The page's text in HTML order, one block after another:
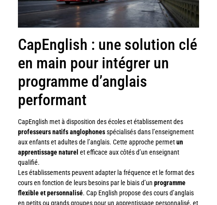
CapEnglish : une solution clé
en main pour intégrer un
programme d’anglais
performant
CapEnglish met à disposition des écoles et établissement des
professeurs natifs anglophonesspécialisés dans l’enseignement
aux enfants et adultes de l’anglais. Cette approche permetun
apprentissage naturel et efficace aux côtés d’un enseignant
qualifié.
Les établissements peuvent adapter la fréquence et le format des
cours en fonction de leurs besoins par le biais d’un programme
flexible et personnalisé. Cap English propose des cours d’anglais
en petits ou grands groupes pour un apprentissage personnalisé, et